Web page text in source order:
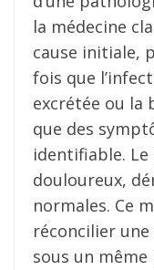
la médecine
cause initiale,
fois que
excrétée ou la
que des
identifiable.
douloureux,
normales. Ce
réconcilier
sous un même